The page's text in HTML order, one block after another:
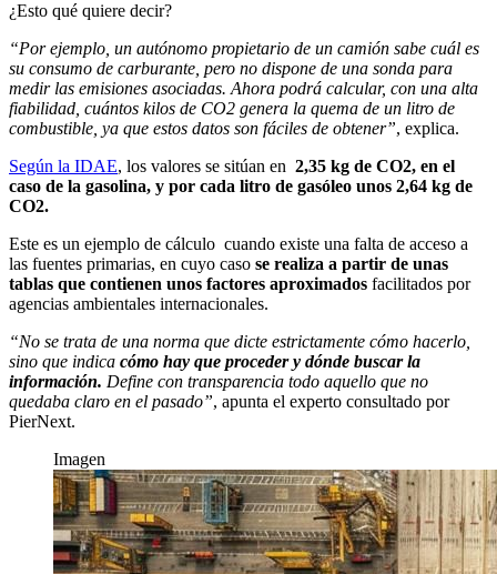
¿Esto qué quiere decir?
“Por ejemplo, un autónomo propietario de un camión sabe cuál es
su consumo de carburante, pero no dispone de una sonda para
medir las emisiones asociadas. Ahora podrá calcular, con una alta
fiabilidad, cuántos kilos de CO2 genera la quema de un litro de
combustible, ya que estos datos son fáciles de obtener”, explica.
Según la IDAE, los valores se sitúan en 2,35 kg de CO2, en el
caso de la gasolina, y por cada litro de gasóleo unos 2,64 kg de
CO2.
Este es un ejemplo de cálculo cuando existe una falta de acceso a
las fuentes primarias, en cuyo caso se realiza a partir de unas
tablas que contienen unos factores aproximados facilitados por
agencias ambientales internacionales.
“No se trata de una norma que dicte estrictamente cómo hacerlo,
sino que indica cómo hay que proceder y dónde buscar la
información. Define con transparencia todo aquello que no
quedaba claro en el pasado”, apunta el experto consultado por
PierNext.
Imagen